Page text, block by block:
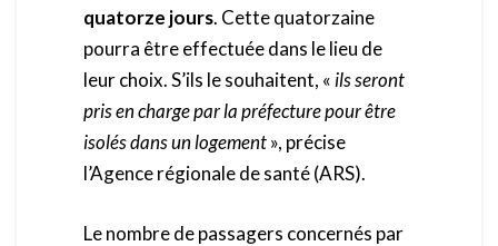
quatorze jours. Cette quatorzaine
pourra être effectuée dans le lieu de
leur choix. S’ils le souhaitent, « ils seront
pris en charge par la préfecture pour être
isolés dans un logement», précise
l’Agence régionale de santé (ARS).
Le nombre de passagers concernés par